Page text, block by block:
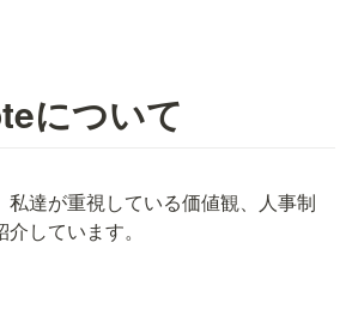
について
私達が重視している価値観、人事制
しています。